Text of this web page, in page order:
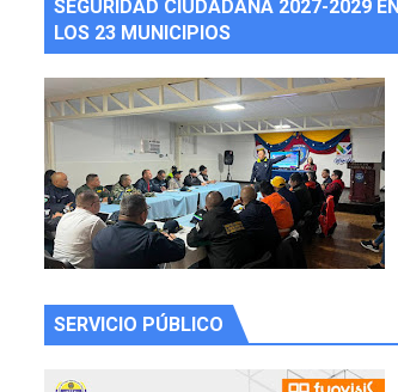
SEGURIDAD CIUDADANA 2027-2029 EN
LOS 23 MUNICIPIOS
SERVICIO PÚBLICO